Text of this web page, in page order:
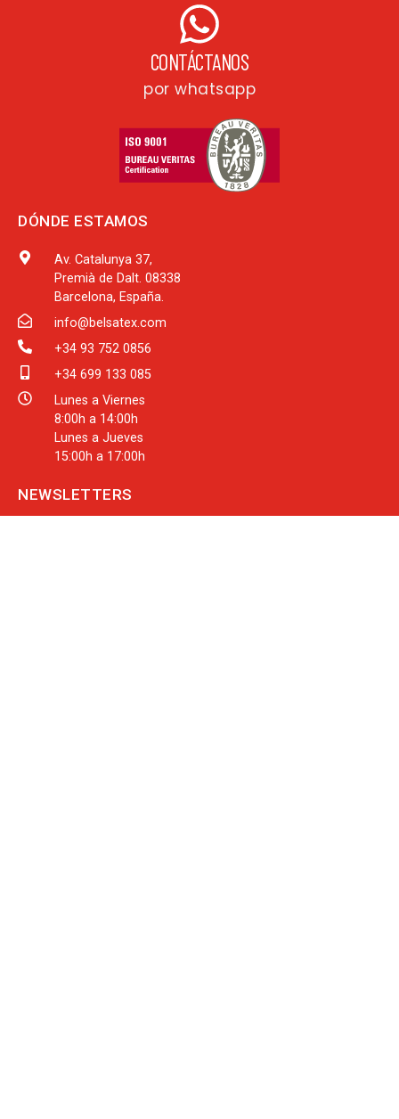
CONTÁCTANOS
por whatsapp
DÓNDE ESTAMOS
Av. Catalunya 37,
Premià de Dalt. 08338
Barcelona, España.
info@belsatex.com
+34 93 752 0856
+34 699 133 085
Lunes a Viernes
8:00h a 14:00h
Lunes a Jueves
15:00h a 17:00h
NEWSLETTERS